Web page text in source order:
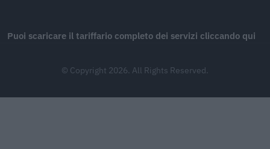
Puoi scaricare il tariffario completo dei servizi cliccando qui
© Copyright 2026. All Rights Reserved.